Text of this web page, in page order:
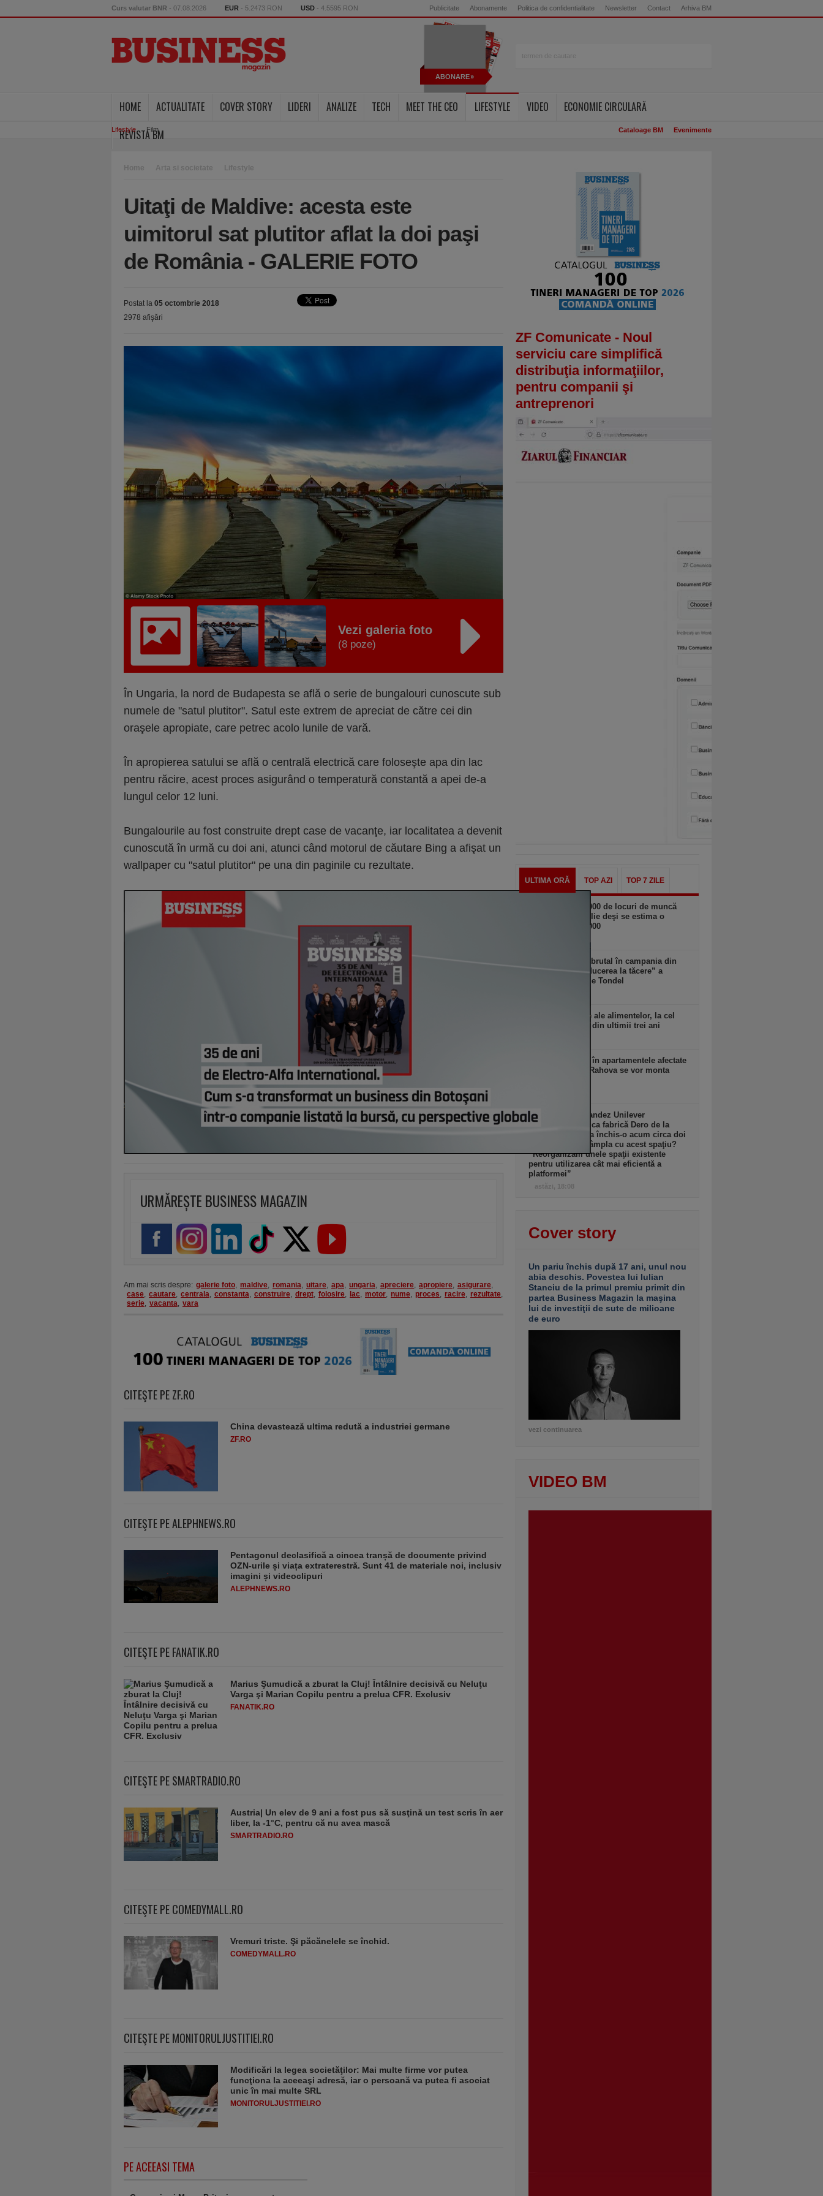
Curs valutar BNR - 07.08.2026 EUR - 5.2473 RON USD - 4.5595 RON Publicitate Abonamente Politica de confidentialitate Newsletter Contact Arhiva BM
ABONARE
HOME ACTUALITATE COVER STORY LIDERI ANALIZE TECH MEET THE CEO LIFESTYLE
Lifestyle Film
VIDEO
ECONOMIE CIRCULARĂ
REVISTA BM
Cataloage BM Evenimente
Home Arta si societate Lifestyle
Uitaţi de Maldive: acesta este
uimitorul sat plutitor aflat la doi paşi
de România - GALERIE FOTO
Postat la 05 octombrie 2018
2978 afişări
Vezi galeria foto
(8 poze)
În Ungaria, la nord de Budapesta se află o serie de bungalouri cunoscute sub
numele de "satul plutitor". Satul este extrem de apreciat de către cei din
oraşele apropiate, care petrec acolo lunile de vară.
În apropierea satului se află o centrală electrică care foloseşte apa din lac
pentru răcire, acest proces asigurând o temperatură constantă a apei de-a
lungul celor 12 luni.
Bungalourile au fost construite drept case de vacanţe, iar localitatea a devenit
cunoscută în urmă cu doi ani, atunci când motorul de căutare Bing a afişat un
wallpaper cu "satul plutitor" pe una din paginile cu rezultate.
URMĂREȘTE BUSINESS MAGAZIN
Am mai scris despre: galerie foto, maldive, romania, uitare, apa, ungaria, apreciere, apropiere, asigurare,
case, cautare, centrala, constanta, construire, drept, folosire, lac, motor, nume, proces, racire, rezultate,
serie, vacanta, vara
CITEŞTE PE ZF.RO
China devastează ultima redută a industriei germane
ZF.RO
CITEŞTE PE ALEPHNEWS.RO
Pentagonul declasifică a cincea tranșă de documente privind
OZN-urile și viața extraterestră. Sunt 41 de materiale noi, inclusiv
imagini și videoclipuri
ALEPHNEWS.RO
CITEŞTE PE FANATIK.RO
Marius Şumudică a zburat la Cluj! Întâlnire decisivă cu Neluţu
Varga şi Marian Copilu pentru a prelua CFR. Exclusiv
FANATIK.RO
CITEŞTE PE SMARTRADIO.RO
Austria| Un elev de 9 ani a fost pus să susţină un test scris în aer
liber, la -1°C, pentru că nu avea mască
SMARTRADIO.RO
CITEŞTE PE COMEDYMALL.RO
Vremuri triste. Şi păcănelele se închid.
COMEDYMALL.RO
CITEŞTE PE MONITORULJUSTITIEI.RO
Modificări la legea societăţilor: Mai multe firme vor putea
funcţiona la aceeaşi adresă, iar o persoană va putea fi asociat
unic în mai multe SRL
MONITORULJUSTITIEI.RO
PE ACEEASI TEMA
ZF Comunicate - Noul
serviciu care simplifică
distribuţia informaţiilor,
pentru companii şi
antreprenori
ULTIMA ORĂ TOP AZI TOP 7 ZILE
Şoc în SUA. 23.000 de locuri de muncă
au dispărut în iulie deşi se estima o
creştere de 100.000
Elon Musk intră brutal în campania din
Franţa: cere „reducerea la tăcere” a
candidatei Marine Tondel
Preţurile globale ale alimentelor, la cel
mai ridicat nivel din ultimii trei ani
Ciucu anunţă că în apartamentele afectate
de explozia din Rahova se vor monta
Grupul anglo-olandez Unilever
demolează istorica fabrică Dero de la
Ploieşti pe care a închis-o acum circa doi
ani. Ce se va întâmpla cu acest spaţiu?
“Reorganizăm unele spaţii existente
pentru utilizarea cât mai eficientă a
platformei”
astăzi, 18:08
Cover story
Un pariu închis după 17 ani, unul nou
abia deschis. Povestea lui Iulian
Stanciu de la primul premiu primit din
partea Business Magazin la maşina
lui de investiţii de sute de milioane
de euro
vezi continuarea
VIDEO BM